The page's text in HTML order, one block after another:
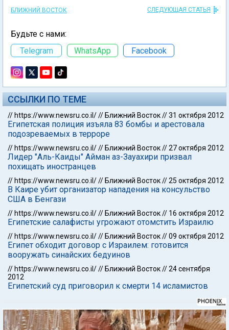
БЛИЖНИЙ ВОСТОК СЛЕДУЮЩАЯ СТАТЬЯ
Будьте с нами:
Telegram
WhatsApp Facebook
ССЫЛКИ ПО ТЕМЕ
// https://www.newsru.co.il/// Ближний Восток//31 октября 2012
Египетская полиция изъяла 83 бомбы и арестовала
подозреваемых в терроре
// https://www.newsru.co.il/// Ближний Восток//27 октября 2012
Лидер "Аль-Каиды" Айман аз-Зауахири призвал
похищать иностранцев
// https://www.newsru.co.il/// Ближний Восток//25 октября 2012
В Каире убит организатор нападения на консульство
США в Бенгази
// https://www.newsru.co.il/// Ближний Восток// 16 октября 2012
Египетские салафисты угрожают отомстить Израилю
// https://www.newsru.co.il/// Ближний Восток//09 октября 2012
Египет обходит договор с Израилем: готовится
вооружать синайских бедуинов
// https://www.newsru.co.il/// Ближний Восток//24 сентября
2012
Египетский суд приговорил к смерти 14 исламистов